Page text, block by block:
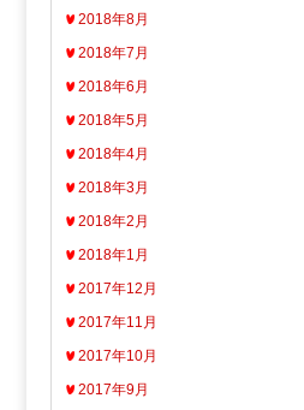
2018年8月
2018年7月
2018年6月
2018年5月
2018年4月
2018年3月
2018年2月
2018年1月
2017年12月
2017年11月
2017年10月
2017年9月